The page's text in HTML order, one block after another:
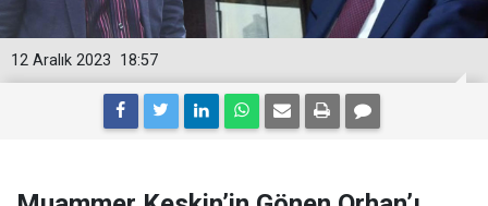
18:57
12 Aralık 2023